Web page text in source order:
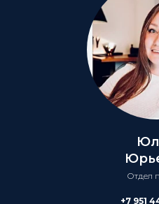
Отдел
+7 951